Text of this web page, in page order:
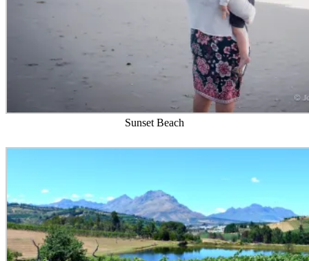
Sunset Beach